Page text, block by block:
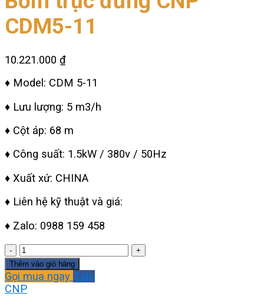
CDM5-11
10.221.000 ₫
♦ Model: CDM 5-11
♦ Lưu lượng: 5 m3/h
♦ Cột áp: 68 m
♦ Công suất: 1.5kW / 380v / 50Hz
♦ Xuất xứ: CHINA
♦ Liên hệ kỹ thuật và giá:
♦ Zalo: 0988 159 458
Bơm
trục
đứng
CNP
Thêm vào giỏ hàng
Gọi mua ngay Zalo
CNP